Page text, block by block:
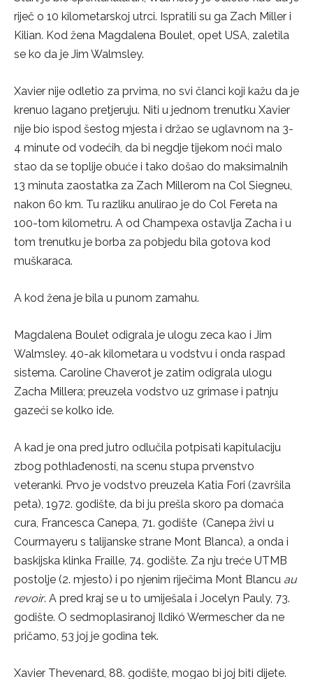
riječ o 10 kilometarskoj utrci. Ispratili su ga Zach Miller i
Kilian. Kod žena Magdalena Boulet, opet USA, zaletila
se ko da je Jim Walmsley.
Xavier nije odletio za prvima, no svi članci koji kažu da je
krenuo lagano pretjeruju. Niti u jednom trenutku Xavier
nije bio ispod šestog mjesta i držao se uglavnom na 3-
4 minute od vodećih, da bi negdje tijekom noći malo
stao da se toplije obuće i tako došao do maksimalnih
13 minuta zaostatka za Zach Millerom na Col Siegneu,
nakon 60 km. Tu razliku anulirao je do Col Fereta na
100-tom kilometru. A od Champexa ostavlja Zacha i u
tom trenutku je borba za pobjedu bila gotova kod
muškaraca.
A kod žena je bila u punom zamahu.
Magdalena Boulet odigrala je ulogu zeca kao i Jim
Walmsley. 40-ak kilometara u vodstvu i onda raspad
sistema. Caroline Chaverot je zatim odigrala ulogu
Zacha Millera; preuzela vodstvo uz grimase i patnju
gazeći se kolko ide.
A kad je ona pred jutro odlučila potpisati kapitulaciju
zbog pothlađenosti, na scenu stupa prvenstvo
veteranki. Prvo je vodstvo preuzela Katia Fori (završila
peta), 1972. godište, da bi ju prešla skoro pa domaća
cura, Francesca Canepa, 71. godište (Canepa živi u
Courmayeru s talijanske strane Mont Blanca), a onda i
baskijska klinka Fraille, 74. godište. Za nju treće UTMB
postolje (2. mjesto) i po njenim riječima Mont Blancu au
revoir. A pred kraj se u to umiješala i Jocelyn Pauly, 73.
godište. O sedmoplasiranoj Ildikó Wermescher da ne
pričamo, 53 joj je godina tek.
Xavier Thevenard, 88. godište, mogao bi joj biti dijete.